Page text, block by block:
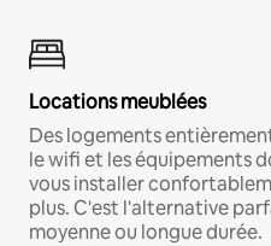
Locations meublées
Des logements
le wifi et les équipements
vous installer
plus. C'est l'alternative
moyenne ou longue durée.